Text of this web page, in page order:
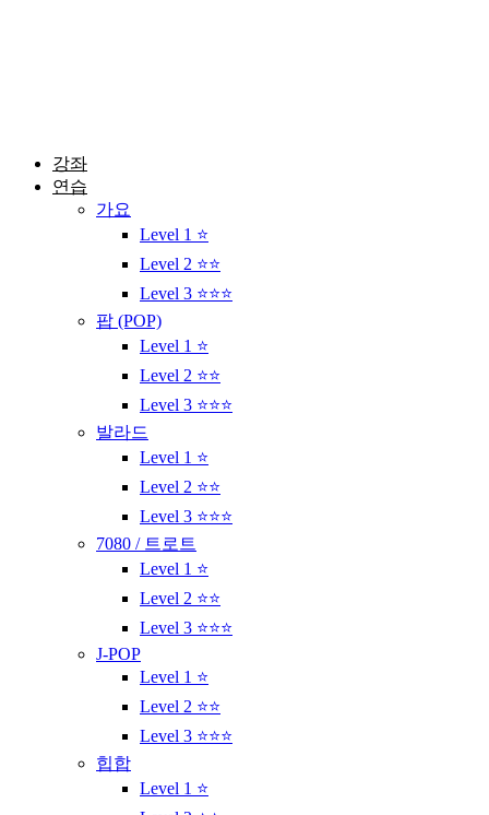
강좌
연습
가요
Level 1 ⭐
Level 2 ⭐⭐
Level 3 ⭐⭐⭐
팝 (POP)
Level 1 ⭐
Level 2 ⭐⭐
Level 3 ⭐⭐⭐
발라드
Level 1 ⭐
Level 2 ⭐⭐
Level 3 ⭐⭐⭐
7080 / 트로트
Level 1 ⭐
Level 2 ⭐⭐
Level 3 ⭐⭐⭐
J-POP
Level 1 ⭐
Level 2 ⭐⭐
Level 3 ⭐⭐⭐
힙합
Level 1 ⭐